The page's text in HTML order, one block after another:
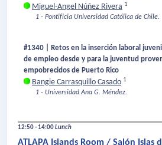
Miguel-Angel Núñez Rivera 1
1 - Pontificia Universidad Católica de Chile.
#1340 | Retos en la inserción laboral
de empleo desde y para la juventud
empobrecidos de Puerto Rico
Bangie Carrasquillo Casado 1
1 - Universidad Ana G. Méndez.
12:50 - 14:00Lunch
ATLAPA Islands Room / Salón Islas